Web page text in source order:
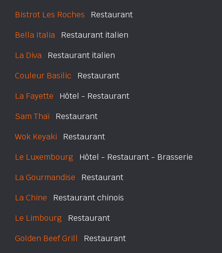
Bistrot Les Roches Restaurant
Bella Italia Restaurant italien
La Diva Restaurant italien
Couleur Basilic Restaurant
La Fayette Hôtel - Restaurant
Sam Thaï Restaurant
Wok Keyaki Restaurant
Le Luxembourg Hôtel - Restaurant - Brasserie
La Gourmandise Restaurant
La Chine Restaurant chinois
Le Limbourg Restaurant
Golden Beef Grill Restaurant